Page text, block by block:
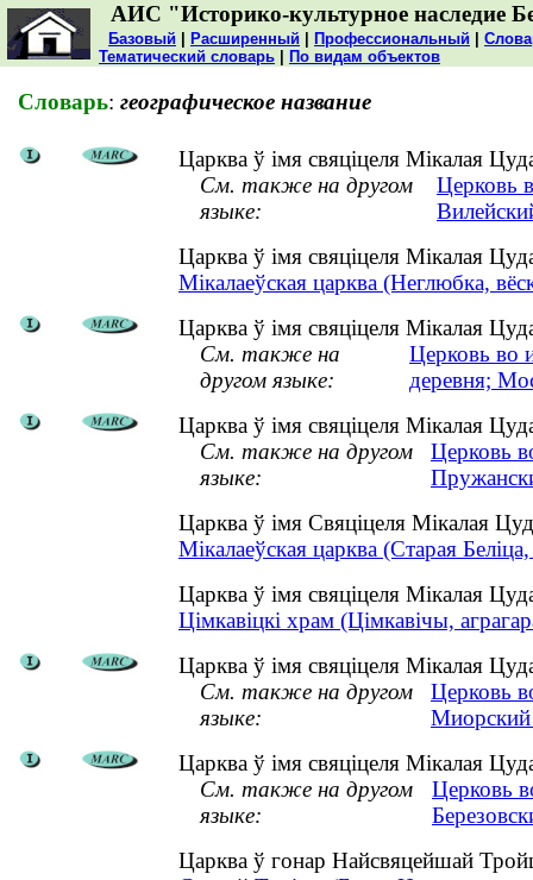
АИС "Историко-культурное наследие
Базовый Расширенный Профессиональный
Тематический словарь
По видам объектов
Словарь: географическое название
Царква ў імя свяціцеля Мікалая
См. также на другом
языке:
Церковь
Царква ў імя свяціцеля Мікалая
Мікалаеўская царква (Неглюбка,
Царква ў імя свяціцеля Мікалая
См. также на
другом языке:
Церковь во
деревня;
Царква ў імя свяціцеля Мікалая
См. также на другом
языке:
Церковь
Царква ў імя Свяціцеля Мікалая
Мікалаеўская царква (Старая
Царква ў імя свяціцеля Мікалая
Цімкавіцкі храм (Цімкавічы,
Царква ў імя свяціцеля Мікалая
См. также на другом
языке:
Церковь
Миорский
Царква ў імя свяціцеля Мікалая
См. также на другом
языке:
Церковь
Царква ў гонар Найсвяцейшай